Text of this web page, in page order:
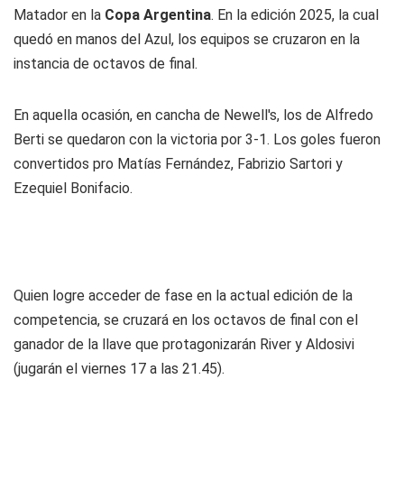
Matador en la Copa Argentina. En la edición 2025, la cual
quedó en manos del Azul, los equipos se cruzaron en la
instancia de octavos de final.
En aquella ocasión, en cancha de Newell's, los de Alfredo
Berti se quedaron con la victoria por 3-1. Los goles fueron
convertidos pro Matías Fernández, Fabrizio Sartori y
Ezequiel Bonifacio.
Quien logre acceder de fase en la actual edición de la
competencia, se cruzará en los octavos de final con el
ganador de la llave que protagonizarán River y Aldosivi
(jugarán el viernes 17 a las 21.45).